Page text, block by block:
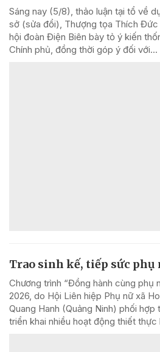
Sáng nay (5/8), thảo luận tại tổ về
sở (sửa đổi), Thượng tọa Thích
hội đoàn Điện Biên bày tỏ ý kiến
Chính phủ, đồng thời góp ý đối với...
Trao sinh kế, tiếp sức phụ
Chương trình “Đồng hành cùng phụ
2026, do Hội Liên hiệp Phụ nữ xã
Quang Hanh (Quảng Ninh) phối
triển khai nhiều hoạt động thiết thực